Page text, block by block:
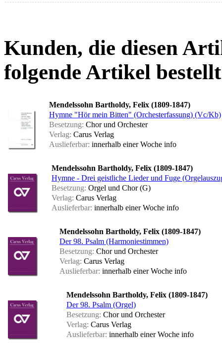
Kunden, die diesen
folgende Artikel
Mendelssohn Bartholdy, Felix (1809-1847)
Hymne "Hör mein Bitten" (Orchesterfassung) (Vc/Kb)
Besetzung: Chor und Orchester
Verlag: Carus Verlag
Auslieferbar: innerhalb einer Woche info
Mendelssohn Bartholdy, Felix (1809-1847)
Hymne - Drei geistliche Lieder und Fuge
Besetzung: Orgel und Chor (G)
Verlag: Carus Verlag
Auslieferbar: innerhalb einer Woche info
Mendelssohn Bartholdy, Felix (1809-1847)
Der 98. Psalm (Harmoniestimmen)
Besetzung: Chor und Orchester
Verlag: Carus Verlag
Auslieferbar: innerhalb einer Woche info
Mendelssohn Bartholdy, Felix (1809-1847)
Der 98. Psalm (Orgel)
Besetzung: Chor und Orchester
Verlag: Carus Verlag
Auslieferbar: innerhalb einer Woche info